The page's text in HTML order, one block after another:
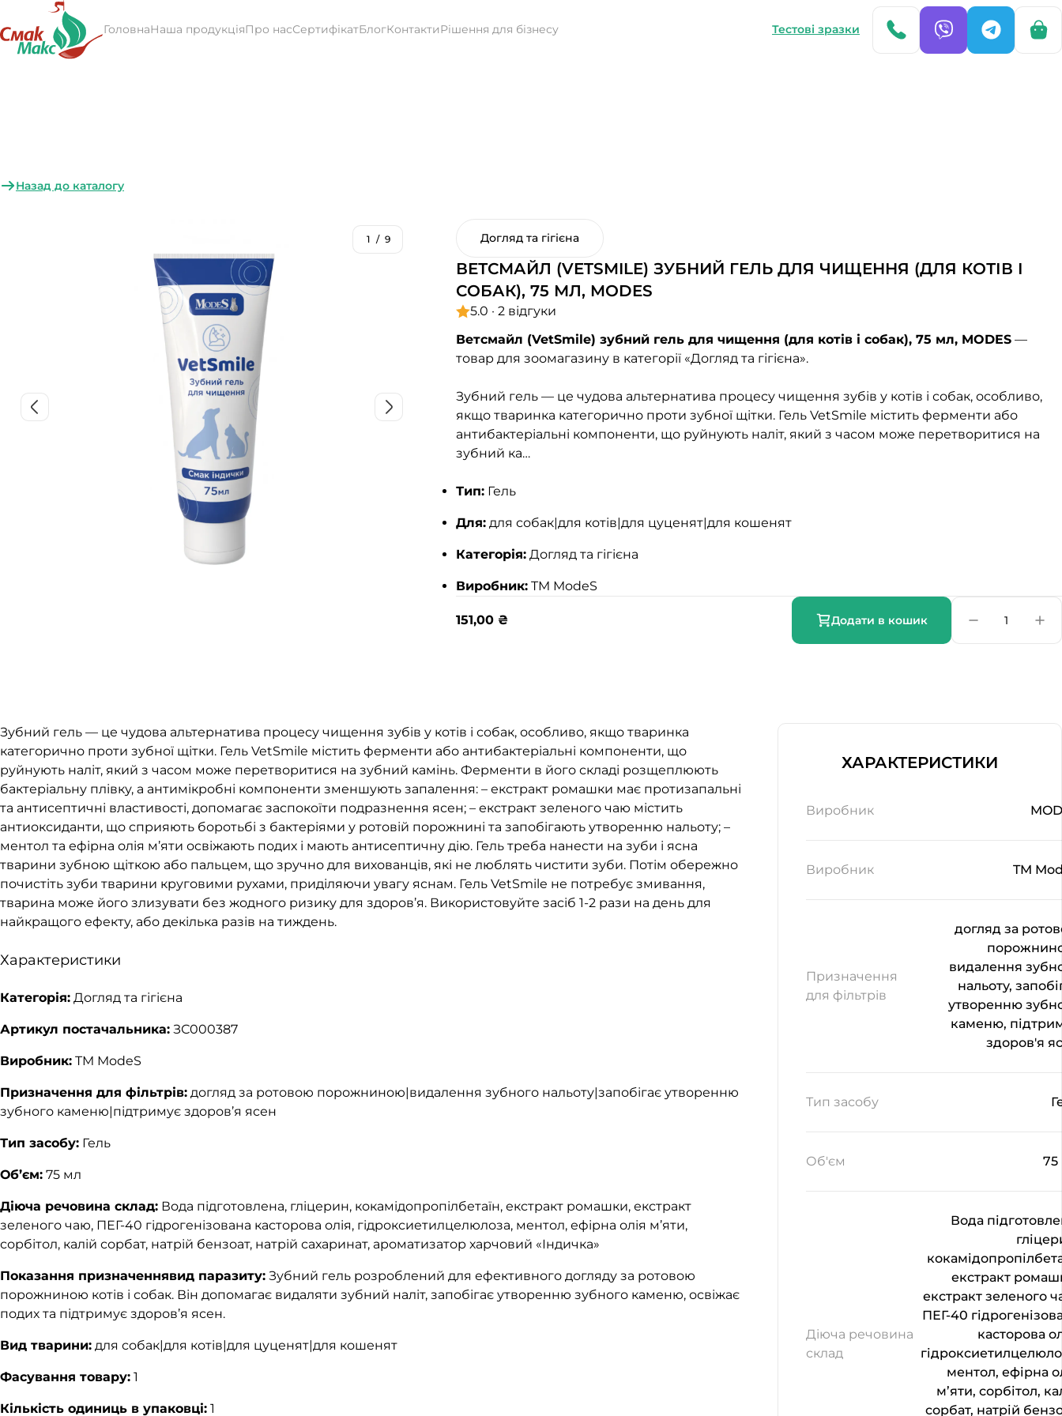
ГоловнаНаша продукціяПро насСертифікатБлогКонтактиРішення для бізнесу Тестові зразки
Назад до каталогу
1 / 9 Догляд та гігієна
ВЕТСМАЙЛ (VETSMILE) ЗУБНИЙ ГЕЛЬ ДЛЯ ЧИЩЕННЯ (ДЛЯ КОТІВ І
СОБАК), 75 МЛ, MODES
5.0 · 2 відгуки
Ветсмайл (VetSmile) зубний гель для чищення (для котів і собак), 75 мл, MODES—
товар для зоомагазину в категорії «Догляд та гігієна».
Зубний гель — це чудова альтернатива процесу чищення зубів у котів і собак, особливо,
якщо тваринка категорично проти зубної щітки. Гель VetSmile містить ферменти або
антибактеріальні компоненти, що руйнують наліт, який з часом може перетворитися на
зубний ка…
Тип:Гель
Для:для собак|для котів|для цуценят|для кошенят
Категорія:Догляд та гігієна
Виробник:TM ModeS
151,00 ₴ Додати в кошик
Зубний гель — це чудова альтернатива процесу чищення зубів у котів і собак, особливо, якщо тваринка
категорично проти зубної щітки. Гель VetSmile містить ферменти або антибактеріальні компоненти, що
руйнують наліт, який з часом може перетворитися на зубний камінь. Ферменти в його складі розщеплюють
бактеріальну плівку, а антимікробні компоненти зменшують запалення: – екстракт ромашки має протизапальні
та антисептичні властивості, допомагає заспокоїти подразнення ясен; – екстракт зеленого чаю містить
антиоксиданти, що сприяють боротьбі з бактеріями у ротовій порожнині та запобігають утворенню нальоту; –
ментол та ефірна олія м’яти освіжають подих і мають антисептичну дію. Гель треба нанести на зуби і ясна
тварини зубною щіткою або пальцем, що зручно для вихованців, які не люблять чистити зуби. Потім обережно
почистіть зуби тварини круговими рухами, приділяючи увагу яснам. Гель VetSmile не потребує змивання,
тварина може його злизувати без жодного ризику для здоров’я. Використовуйте засіб 1-2 рази на день для
найкращого ефекту, або декілька разів на тиждень.
Характеристики
Категорія: Догляд та гігієна
Артикул постачальника: ЗС000387
Виробник: TM ModeS
Призначення для фільтрів: догляд за ротовою порожниною|видалення зубного нальоту|запобігає утворенню
зубного каменю|підтримує здоров’я ясен
Тип засобу: Гель
Об’єм: 75 мл
Діюча речовина склад: Вода підготовлена, гліцерин, кокамідопропілбетаїн, екстракт ромашки, екстракт
зеленого чаю, ПЕГ-40 гідрогенізована касторова олія, гідроксиетилцелюлоза, ментол, ефірна олія м’яти,
сорбітол, калій сорбат, натрій бензоат, натрій сахаринат, ароматизатор харчовий «Індичка»
Показання призначеннявид паразиту: Зубний гель розроблений для ефективного догляду за ротовою
порожниною котів і собак. Він допомагає видаляти зубний наліт, запобігає утворенню зубного каменю, освіжає
подих та підтримує здоров’я ясен.
Вид тварини: для собак|для котів|для цуценят|для кошенят
Фасування товару: 1
Кількість одиниць в упаковці: 1
ХАРАКТЕРИСТИКИ
Виробник
Виробник TM
Призначення
для фільтрів
догляд за
видалення
нальоту,
утворенню
каменю,
здоров'я
Тип засобу
Об'єм 75
Діюча речовина
склад
Вода
екстракт
екстракт зеленого
ПЕГ-40
касторова
ментол, ефірна
м’яти, сорбітол,
сорбат, натрій